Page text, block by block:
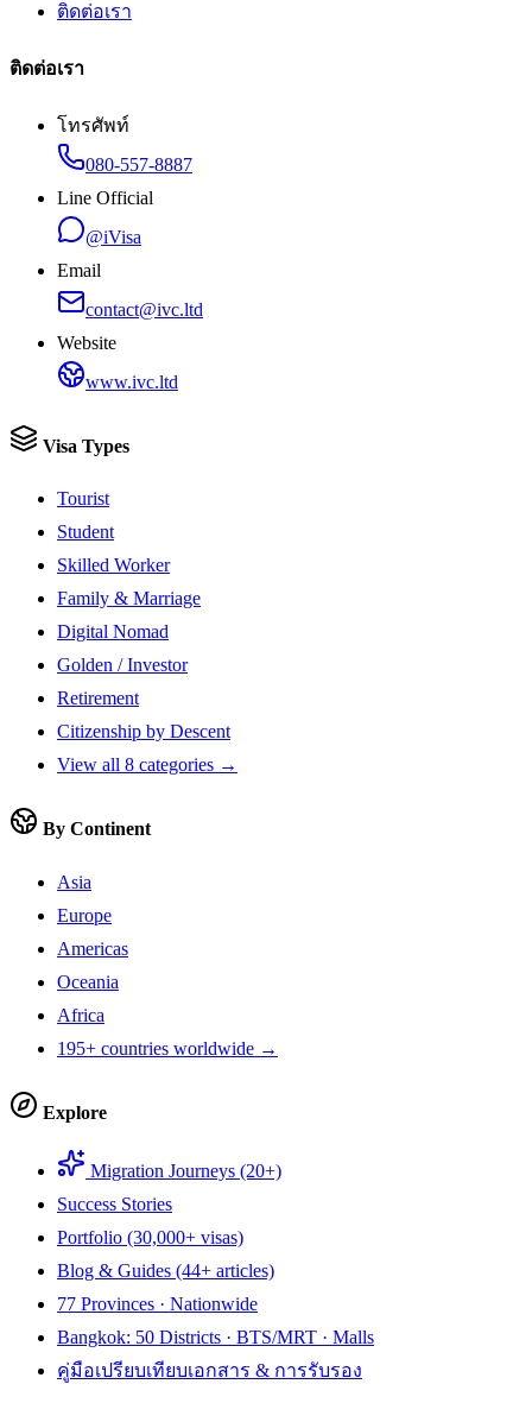
ติดต่อเรา
ติดต่อเรา
โทรศัพท์
080-557-8887
Line Official
@iVisa
Email
contact@ivc.ltd
Website
www.ivc.ltd
Visa Types
Tourist
Student
Skilled Worker
Family & Marriage
Digital Nomad
Golden / Investor
Retirement
Citizenship by Descent
View all 8 categories →
By Continent
Asia
Europe
Americas
Oceania
Africa
195+ countries worldwide →
Explore
Migration Journeys (20+)
Success Stories
Portfolio (30,000+ visas)
Blog & Guides (44+ articles)
77 Provinces · Nationwide
Bangkok: 50 Districts · BTS/MRT · Malls
คู่มือเปรียบเทียบเอกสาร & การรับรอง